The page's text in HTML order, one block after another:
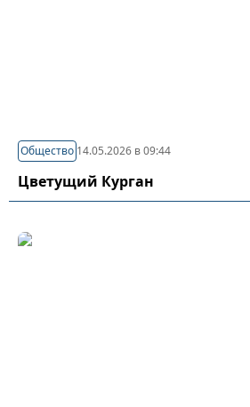
Общество 14.05.2026 в 09:44
Цветущий Курган